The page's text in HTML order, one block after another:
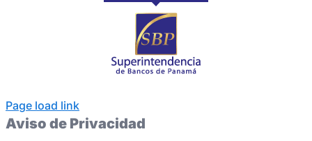
Page load link
Aviso de Privacidad